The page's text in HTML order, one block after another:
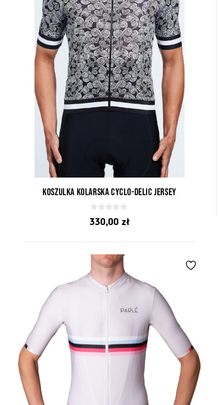
Koszulka kolarska Cyclo-delic Jersey
0
z
330,00 zł